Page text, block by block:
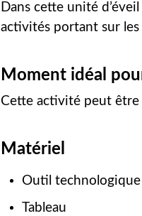
Dans cette unité
activités portant sur
Moment idéal
Cette activité peut être
Matériel
Outil technologique
Tableau